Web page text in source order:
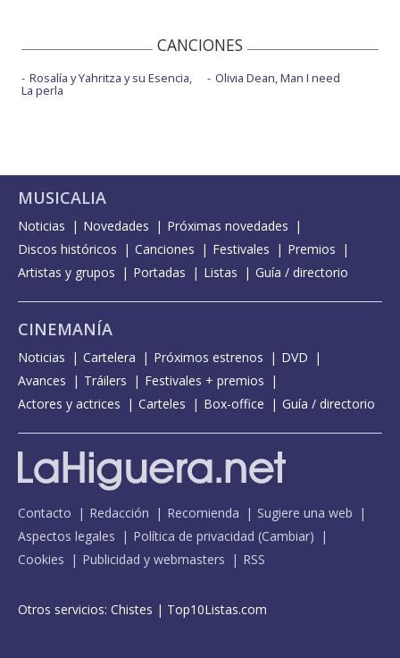
CANCIONES
Rosalía y Yahritza y su Esencia,
La perla
Olivia Dean, Man I need
MUSICALIA
Noticias Novedades
Próximas novedades
Discos históricos
Canciones Festivales
Premios
Artistas y grupos
Portadas Listas Guía / directorio
CINEMANÍA
Noticias Cartelera Próximos estrenos
DVD
Avances
Tráilers
Festivales + premios
Actores y actrices
Carteles Box-office Guía / directorio
Contacto Redacción Recomienda
Sugiere una web
Aspectos legales
Política de privacidad (Cambiar)
Cookies
Publicidad y webmasters RSS
Otros servicios: Chistes | Top10Listas.com